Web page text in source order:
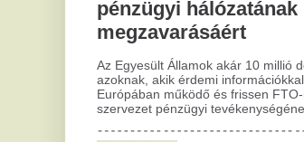
Szétverte a szegedi karácsonyi színpad
tinédzserekből álló banda. A rendőrség a
segítségét kéri a társaság azonosításához.
2025.09.04.
Autóra cserélte megunt
gyulai férfi